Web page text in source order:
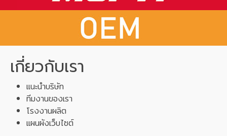
เกี่ยวกับเรา
แนะนำบริษัท
ทีมงานของเรา
โรงงานผลิต
แผนผังเว็บไซต์